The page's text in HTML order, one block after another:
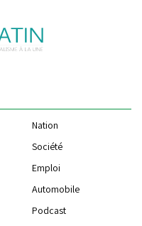
Nation
Société
Emploi
Automobile
Podcast